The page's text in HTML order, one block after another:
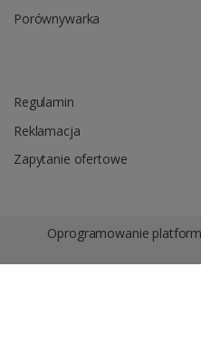
Porównywarka
Regulamin
Reklamacja
Zapytanie ofertowe
Oprogramowanie